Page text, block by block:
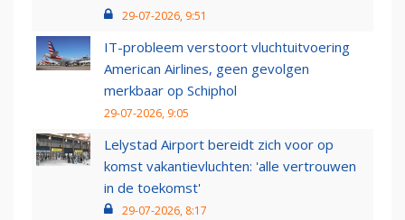
29-07-2026, 9:51
IT-probleem verstoort vluchtuitvoering
American Airlines, geen gevolgen
merkbaar op Schiphol
29-07-2026, 9:05
Lelystad Airport bereidt zich voor op
komst vakantievluchten: 'alle vertrouwen
in de toekomst'
29-07-2026, 8:17